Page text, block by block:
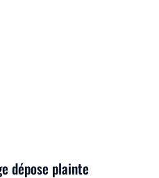
dépose plainte